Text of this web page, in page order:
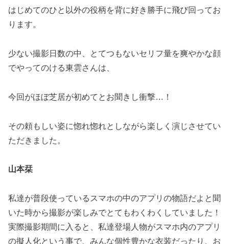
はじめてのひと以外の役柄を背に好き勝手に飛び回ってお
ります。
少ない撮影日数の中、とてつもないセリフ量を爽やかな顔
でやってのける東雲さんは、
今回がほぼ芝居が初めてとお聞きし衝撃…！
その頼もしい姿に惚れ惚れとしながら楽しく演じさせてい
ただきました。
山本栞
私達が普段使っているスマホの中のアプリの物語だよと聞
いた時から撮影が楽しみでとてもわくわくしていました！
実際撮影期間に入ると、私達登場人物がスマホ内のアプリ
の擬人化という事で、みんな個性豊かな衣装だったり、お